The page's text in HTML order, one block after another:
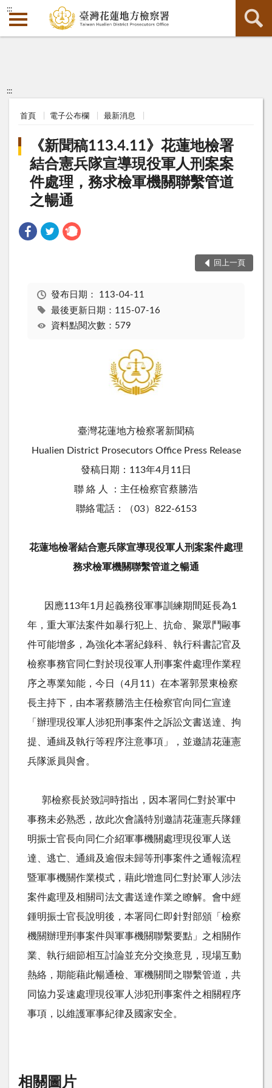
:::
:::
首頁 電子公布欄 最新消息
《新聞稿113.4.11》花蓮地檢署
結合憲兵隊宣導現役軍人刑案案
件處理，務求檢軍機關聯繫管道
之暢通
回上一頁
發布日期： 113-04-11
最後更新日期：115-07-16
資料點閱次數：579
臺灣花蓮地方檢察署新聞稿
Hualien District Prosecutors Office Press Release
發稿日期：113年4月11日
聯 絡 人 ：主任檢察官蔡勝浩
聯絡電話：（03）822-6153
花蓮地檢署結合憲兵隊宣導現役軍人刑案案件處理
務求檢軍機關聯繫管道之暢通
因應113年1月起義務役軍事訓練期間延長為1
年，重大軍法案件如暴行犯上、抗命、聚眾鬥毆事
件可能增多，為強化本署紀錄科、執行科書記官及
檢察事務官同仁對於現役軍人刑事案件處理作業程
序之專業知能，今日（4月11）在本署郭景東檢察
長主持下，由本署蔡勝浩主任檢察官向同仁宣達
「辦理現役軍人涉犯刑事案件之訴訟文書送達、拘
提、通緝及執行等程序注意事項」，並邀請花蓮憲
兵隊派員與會。
郭檢察長於致詞時指出，因本署同仁對於軍中
事務未必熟悉，故此次會議特別邀請花蓮憲兵隊鍾
明振士官長向同仁介紹軍事機關處理現役軍人送
達、逃亡、通緝及逾假未歸等刑事案件之通報流程
暨軍事機關作業模式，藉此增進同仁對於軍人涉法
案件處理及相關司法文書送達作業之瞭解。會中經
鍾明振士官長說明後，本署同仁即針對部頒「檢察
機關辦理刑事案件與軍事機關聯繫要點」之相關作
業、執行細節相互討論並充分交換意見，現場互動
熱絡，期能藉此暢通檢、軍機關間之聯繫管道，共
同協力妥速處理現役軍人涉犯刑事案件之相關程序
事項，以維護軍事紀律及國家安全。
相關圖片